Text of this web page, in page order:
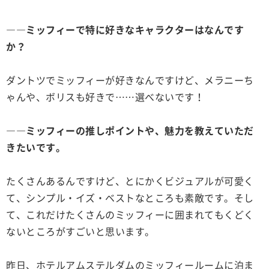
――ミッフィーで特に好きなキャラクターはなんです
か？
ダントツでミッフィーが好きなんですけど、メラニーち
ゃんや、ボリスも好きで……選べないです！
――ミッフィーの推しポイントや、魅力を教えていただ
きたいです。
たくさんあるんですけど、とにかくビジュアルが可愛く
て、シンプル・イズ・ベストなところも素敵です。そし
て、これだけたくさんのミッフィーに囲まれてもくどく
ないところがすごいと思います。
昨日、ホテルアムステルダムのミッフィールームに泊ま